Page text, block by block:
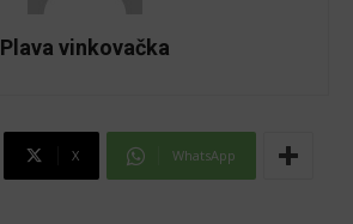
Plava vinkovačka
X WhatsApp